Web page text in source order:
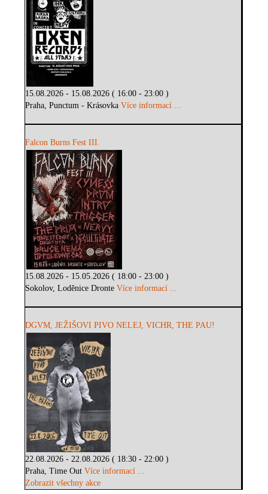
15.08.2026 - 15.08.2026 ( 16:00 - 23:00 )
Praha, Punctum - KrásovkaVíce informací ...
Falcon Burns Fest III.
15.08.2026 - 15.05.2026 ( 18:00 - 23:00 )
Sokolov, Loděnice DronteVíce informací ...
DGVM, JEŽIŠOVI PIVO NELEJ, VICHR, THE PAU!
22.08.2026 - 22.08.2026 ( 18:30 - 22:00 )
Praha, Time OutVíce informací ...
Zobrazit všechny akce